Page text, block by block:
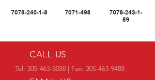
7078-240-1-8 7071-498
7078-243-1-
89
CALL US
Tel: 305-463-8088 | Fax: 305-463-9488